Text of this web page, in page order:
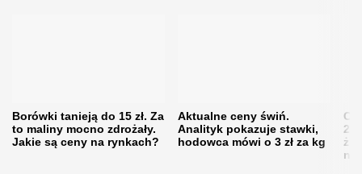
Borówki tanieją do 15 zł. Za
to maliny mocno zdrożały.
Jakie są ceny na rynkach?
Aktualne ceny świń.
Analityk pokazuje stawki,
hodowca mówi o 3 zł za kg